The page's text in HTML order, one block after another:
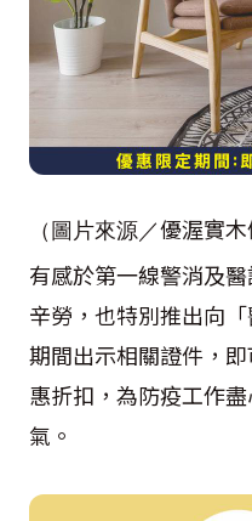
（圖片來源／優渥實木
有感於第一線警消及
辛勞，也特別推出向
期間出示相關證件，
惠折扣，為防疫工作
氣。